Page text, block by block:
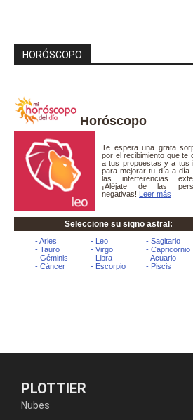
HORÓSCOPO
Horóscopo
PLOTTIER
Nubes